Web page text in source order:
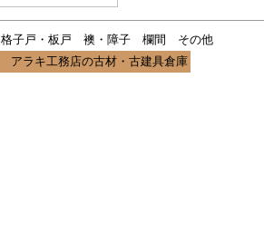
格子戸・板戸 襖・障子 欄間
その他
アラキ工務店の古材・古建具倉庫